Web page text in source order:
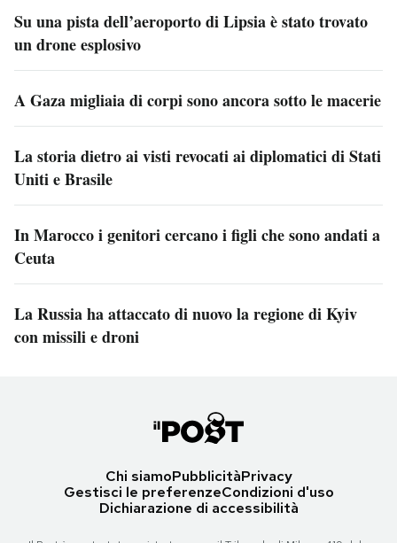
Su una pista dell’aeroporto di Lipsia è stato trovato
un drone esplosivo
A Gaza migliaia di corpi sono ancora sotto le macerie
La storia dietro ai visti revocati ai diplomatici di Stati
Uniti e Brasile
In Marocco i genitori cercano i figli che sono andati a
Ceuta
La Russia ha attaccato di nuovo la regione di Kyiv
con missili e droni
Chi siamoPubblicitàPrivacy
Gestisci le preferenzeCondizioni d'uso
Dichiarazione di accessibilità